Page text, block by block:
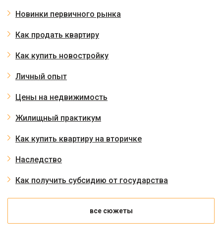
Новинки первичного рынка
Как продать квартиру
Как купить новостройку
Личный опыт
Цены на недвижимость
Жилищный практикум
Как купить квартиру на вторичке
Наследство
Как получить субсидию от государства
все сюжеты